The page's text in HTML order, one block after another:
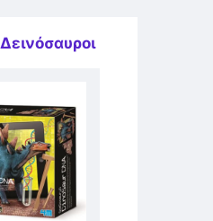
Δεινόσαυροι